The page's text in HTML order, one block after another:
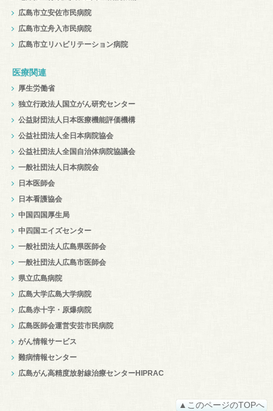
広島市立安佐市民病院
広島市立舟入市民病院
広島市立リハビリテーション病院
医療関連
厚生労働省
独立行政法人国立がん研究センター
公益財団法人日本医療機能評価機構
公益社団法人全日本病院協会
公益社団法人全国自治体病院協議会
一般社団法人日本病院会
日本医師会
日本看護協会
中国四国厚生局
中四国エイズセンター
一般社団法人広島県医師会
一般社団法人広島市医師会
県立広島病院
広島大学広島大学病院
広島赤十字・原爆病院
広島医師会運営安芸市民病院
がん情報サービス
難病情報センター
広島がん高精度放射線治療センターHIPRAC
▲このページのTOPへ